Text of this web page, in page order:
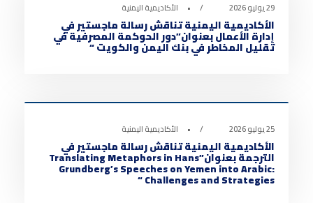
29 يوليو 2026 • الأكاديمية اليمنية
الأكاديمية اليمنية تناقش رسالة ماجستير في
إدارة الأعمال بعنوان”دور الحوكمة المصرفية في
تقليل المخاطر في بنك اليمن والكويت “
25 يوليو 2026 • الأكاديمية اليمنية
الأكاديمية اليمنية تناقش رسالة ماجستير في
الترجمة بعنوان”Translating Metaphors in Hans
Grundberg’s Speeches on Yemen into Arabic:
Challenges and Strategies “